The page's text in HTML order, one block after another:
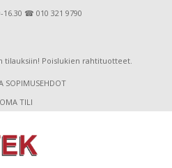
16.30 ☎ 010 321 9790
tilauksiin! Poislukien rahtituotteet.
SOPIMUSEHDOT
OMA TILI